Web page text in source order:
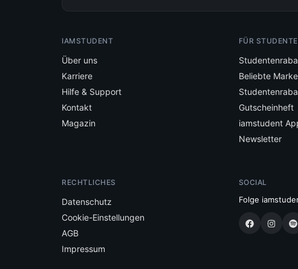
IAMSTUDENT
Über uns
Karriere
Hilfe & Support
Kontakt
Magazin
FÜR
Beliebte
Gutscheinheft
iamstudent
Newsletter
RECHTLICHES
Datenschutz
Cookie-Einstellungen
AGB
Impressum
SOCIAL
Folge